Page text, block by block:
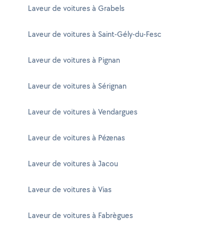
Laveur de voitures à Grabels
Laveur de voitures à Saint-Gély-du-Fesc
Laveur de voitures à Pignan
Laveur de voitures à Sérignan
Laveur de voitures à Vendargues
Laveur de voitures à Pézenas
Laveur de voitures à Jacou
Laveur de voitures à Vias
Laveur de voitures à Fabrègues